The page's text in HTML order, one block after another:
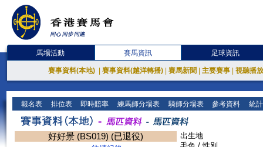
馬場活動 賽馬資訊 足球資訊
賽事資料(本地) 賽事資料(越洋轉播) 賽馬新聞 主要賽事 視聽播
報名表 排位表 即時賠率 練馬師分場表 騎師分場表 參考資料 統
好好景 (BS019) (已退役)
出生地